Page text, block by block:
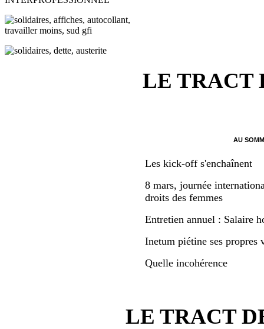
LE TRACT
AU
Les kick-off s'enchaînent
8 mars, journée
droits des femmes
Entretien annuel : Salaire
Inetum piétine ses propres
Quelle incohérence
LE TRACT